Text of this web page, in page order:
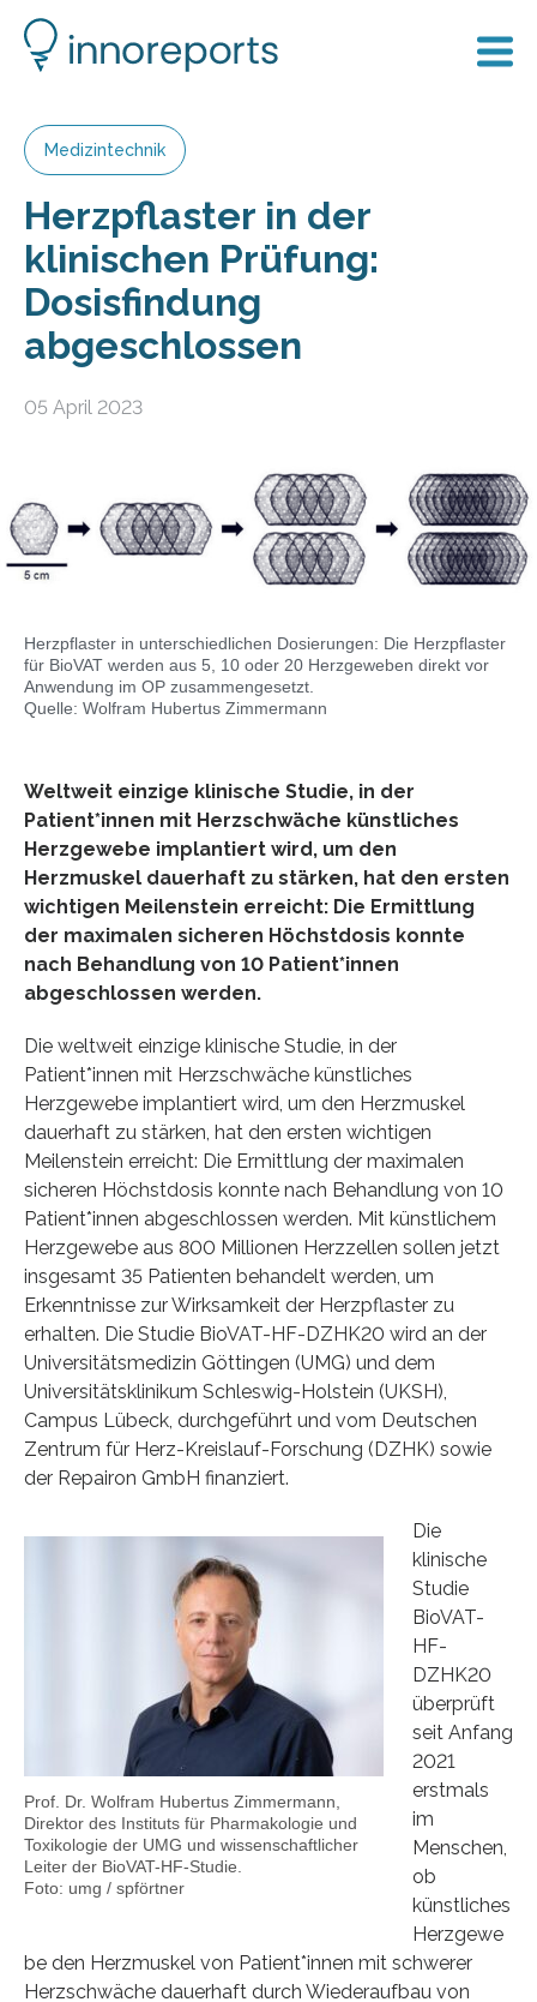
Medizintechnik
Herzpflaster in der
klinischen Prüfung:
Dosisfindung
abgeschlossen
05 April 2023
Herzpflaster in unterschiedlichen Dosierungen: Die Herzpflaster
für BioVAT werden aus 5, 10 oder 20 Herzgeweben direkt vor
Anwendung im OP zusammengesetzt.
Quelle: Wolfram Hubertus Zimmermann
Weltweit einzige klinische Studie, in der
Patient*innen mit Herzschwäche künstliches
Herzgewebe implantiert wird, um den
Herzmuskel dauerhaft zu stärken, hat den ersten
wichtigen Meilenstein erreicht: Die Ermittlung
der maximalen sicheren Höchstdosis konnte
nach Behandlung von 10 Patient*innen
abgeschlossen werden.
Die weltweit einzige klinische Studie, in der
Patient*innen mit Herzschwäche künstliches
Herzgewebe implantiert wird, um den Herzmuskel
dauerhaft zu stärken, hat den ersten wichtigen
Meilenstein erreicht: Die Ermittlung der maximalen
sicheren Höchstdosis konnte nach Behandlung von 10
Patient*innen abgeschlossen werden. Mit künstlichem
Herzgewebe aus 800 Millionen Herzzellen sollen jetzt
insgesamt 35 Patienten behandelt werden, um
Erkenntnisse zur Wirksamkeit der Herzpflaster zu
erhalten. Die Studie BioVAT-HF-DZHK20 wird an der
Universitätsmedizin Göttingen (UMG) und dem
Universitätsklinikum Schleswig-Holstein (UKSH),
Campus Lübeck, durchgeführt und vom Deutschen
Zentrum für Herz-Kreislauf-Forschung (DZHK) sowie
der Repairon GmbH finanziert.
Prof. Dr. Wolfram Hubertus Zimmermann,
Direktor des Instituts für Pharmakologie und
Toxikologie der UMG und wissenschaftlicher
Leiter der BioVAT-HF-Studie.
Foto: umg / spförtner
Die
klinische
Studie
BioVAT-
HF-
DZHK20
überprüft
seit Anfang
2021
erstmals
im
Menschen,
ob
künstliches
Herzgewe
be den Herzmuskel von Patient*innen mit schwerer
Herzschwäche dauerhaft durch Wiederaufbau von